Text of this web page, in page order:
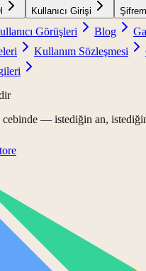
Kullanıcı Girişi
Görüşleri Blog
Kullanım Sözleşmesi
cebinde — istediğin an,